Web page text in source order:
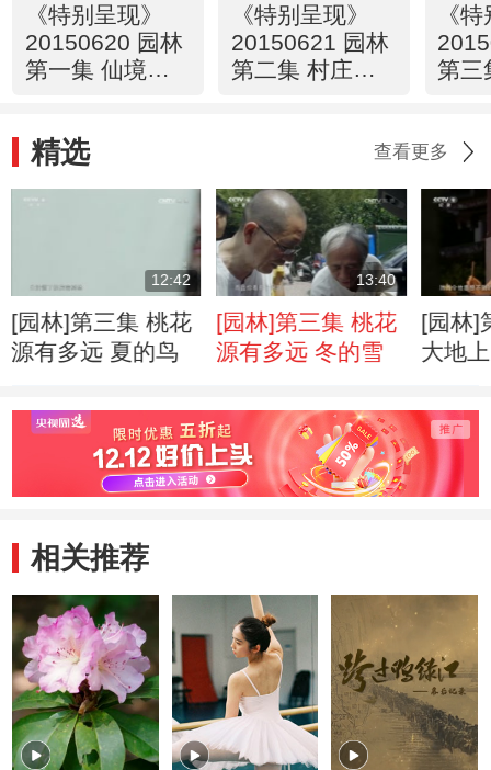
《特别呈现》
20150620 园林
第一集 仙境在
《特别呈现》
20150621 园林
第二集 村庄里
《
第三
精选 查看更多
12:42
[园林]第三集 桃花
源有多远 夏的鸟
13:40
[园林]第三集 桃花
源有多远 冬的雪
[园林]
大地
相关推荐